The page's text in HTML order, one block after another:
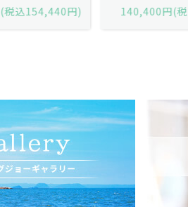
140,400円(税込154,440円)